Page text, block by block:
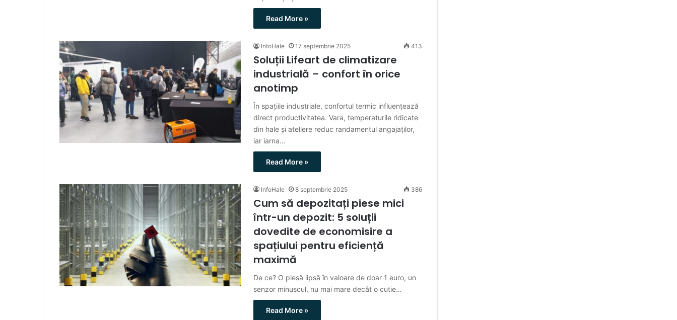
Read More »
InfoHale 17 septembrie 2025 413
Soluții Lifeart de climatizare
industrială – confort în orice
anotimp
În spațiile industriale, confortul termic influențează
direct productivitatea. Vara, temperaturile ridicate
din hale și ateliere reduc randamentul angajaților,
iar iarna…
Read More »
InfoHale 8 septembrie 2025 386
Cum să depozitați piese mici
într-un depozit: 5 soluții
dovedite de economisire a
spațiului pentru eficiență
maximă
De ce? O piesă lipsă în valoare de doar 1 euro, un
senzor minuscul, nu mai mare decât o cutie…
Read More »